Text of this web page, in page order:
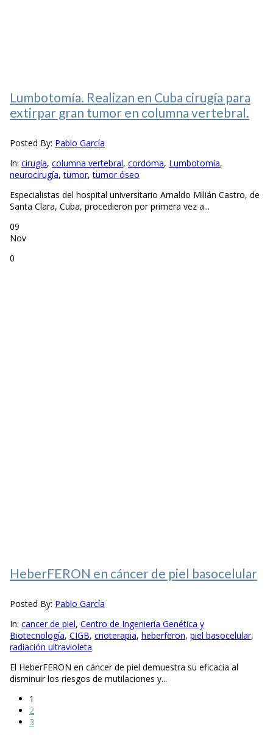
Lumbotomía. Realizan en Cuba cirugía para
extirpar gran tumor en columna vertebral.
Posted By: Pablo García
In: cirugía, columna vertebral, cordoma, Lumbotomía,
neurocirugía,tumor,tumor óseo
Especialistas del hospital universitario Arnaldo Milián Castro, de
Santa Clara, Cuba, procedieron por primera vez a...
09
Nov
0
HeberFERON en cáncer de piel basocelular
Posted By: Pablo García
In: cancer de piel, Centro de Ingeniería Genética y
Biotecnología, CIGB, crioterapia, heberferon, piel basocelular,
radiación ultravioleta
El HeberFERON en cáncer de piel demuestra su eficacia al
disminuir los riesgos de mutilaciones y...
1
2
3